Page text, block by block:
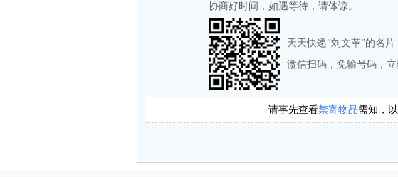
协商好时间，如遇等待，请体谅。
天天快递“刘文革”的名片
微信扫码，免输号码，
请事先查看禁寄物品需知，